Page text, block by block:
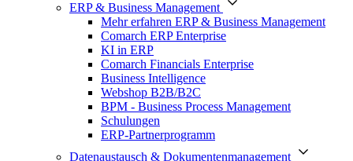
ERP & Business Management
Mehr erfahren ERP & Business Management
Comarch ERP Enterprise
KI in ERP
Comarch Financials Enterprise
Business Intelligence
Webshop B2B/B2C
BPM - Business Process Management
Schulungen
ERP-Partnerprogramm
Datenaustausch & Dokumentenmanagement